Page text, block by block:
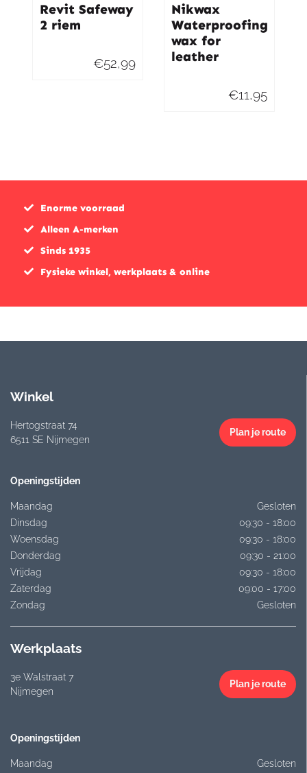
Revit Safeway
2 riem
€52,99
Nikwax
Waterproofing
wax for
leather
€11,95
Enorme voorraad
Alleen A-merken
Sinds 1935
Fysieke winkel, werkplaats & online
Winkel
Hertogstraat 74
6511 SE Nijmegen
Plan je route
Openingstijden
Maandag
Gesloten
Dinsdag
09:30 - 18:00
Woensdag
09:30 - 18:00
Donderdag
09:30 - 21:00
Vrijdag
09:30 - 18:00
Zaterdag
09:00 - 17:00
Zondag
Gesloten
Werkplaats
3e Walstraat 7
Nijmegen
Plan je route
Openingstijden
Maandag
Gesloten